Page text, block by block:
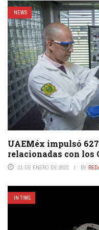
NEWS
UAEMéx impulsó
relacionadas con los
31 DE ENERO DE 2022 BY
IN TIME